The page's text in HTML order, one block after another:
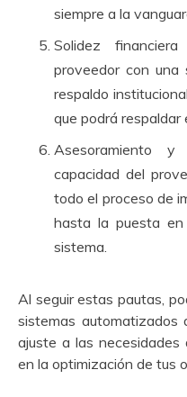
siempre a la
Solidez
proveedor con una
respaldo
que podrá respaldar
Asesoramiento y
capacidad del
todo el proceso de
hasta la puesta
sistema.
Al seguir estas pautas,
sistemas automatizados
ajuste a las
en la optimización de tus